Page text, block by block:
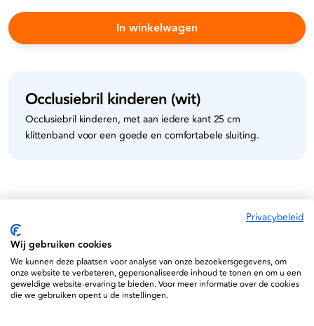
In winkelwagen
Occlusiebril kinderen (wit)
Occlusiebril kinderen, met aan iedere kant 25 cm
klittenband voor een goede en comfortabele sluiting.
Privacybeleid
Wij gebruiken cookies
We kunnen deze plaatsen voor analyse van onze bezoekersgegevens, om
onze website te verbeteren, gepersonaliseerde inhoud te tonen en om u een
geweldige website-ervaring te bieden. Voor meer informatie over de cookies
die we gebruiken opent u de instellingen.